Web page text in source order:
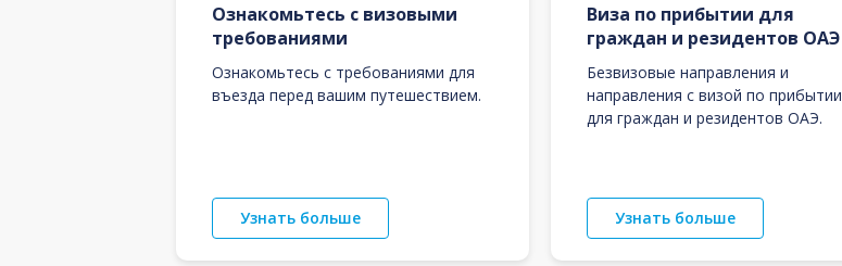
Ознакомьтесь с визовыми
требованиями
Ознакомьтесь с требованиями для
въезда перед вашим путешествием.
Узнать больше
Виза по прибытии для
граждан и резидентов ОАЭ
Безвизовые направления и
направления с визой по прибытии
для граждан и резидентов ОАЭ.
Узнать больше